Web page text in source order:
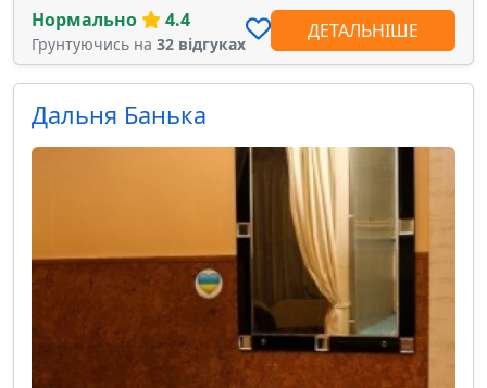
Нормально 4.4
Грунтуючись на 32 відгуках
ДЕТАЛЬНІШЕ
Дальня Банька